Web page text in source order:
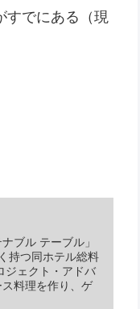
すでにある（現
ブル テーブル」
持つ同ホテル総料
ジェクト・アドバ
料理を作り、ゲ